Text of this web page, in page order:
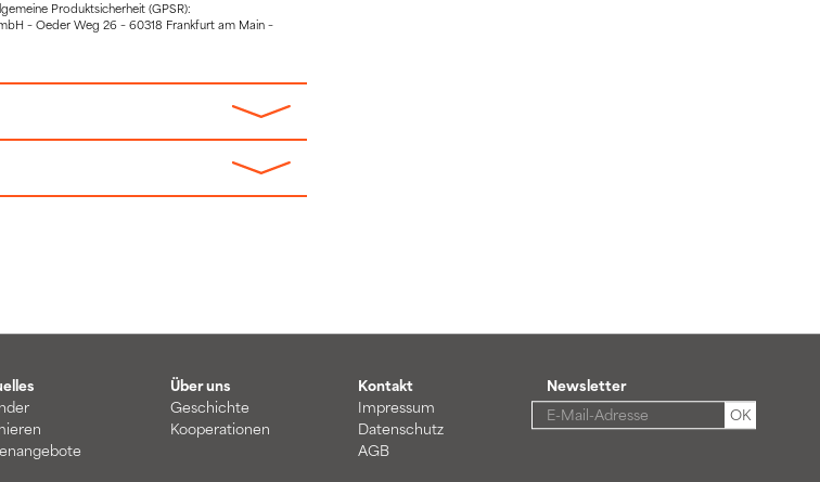
Produktsicherheit (GPSR):
– Oeder Weg 26 – 60318 Frankfurt am Main –
Über uns
Geschichte
Kooperationen
Kontakt
Impressum
Datenschutz
AGB
Newsletter
OK